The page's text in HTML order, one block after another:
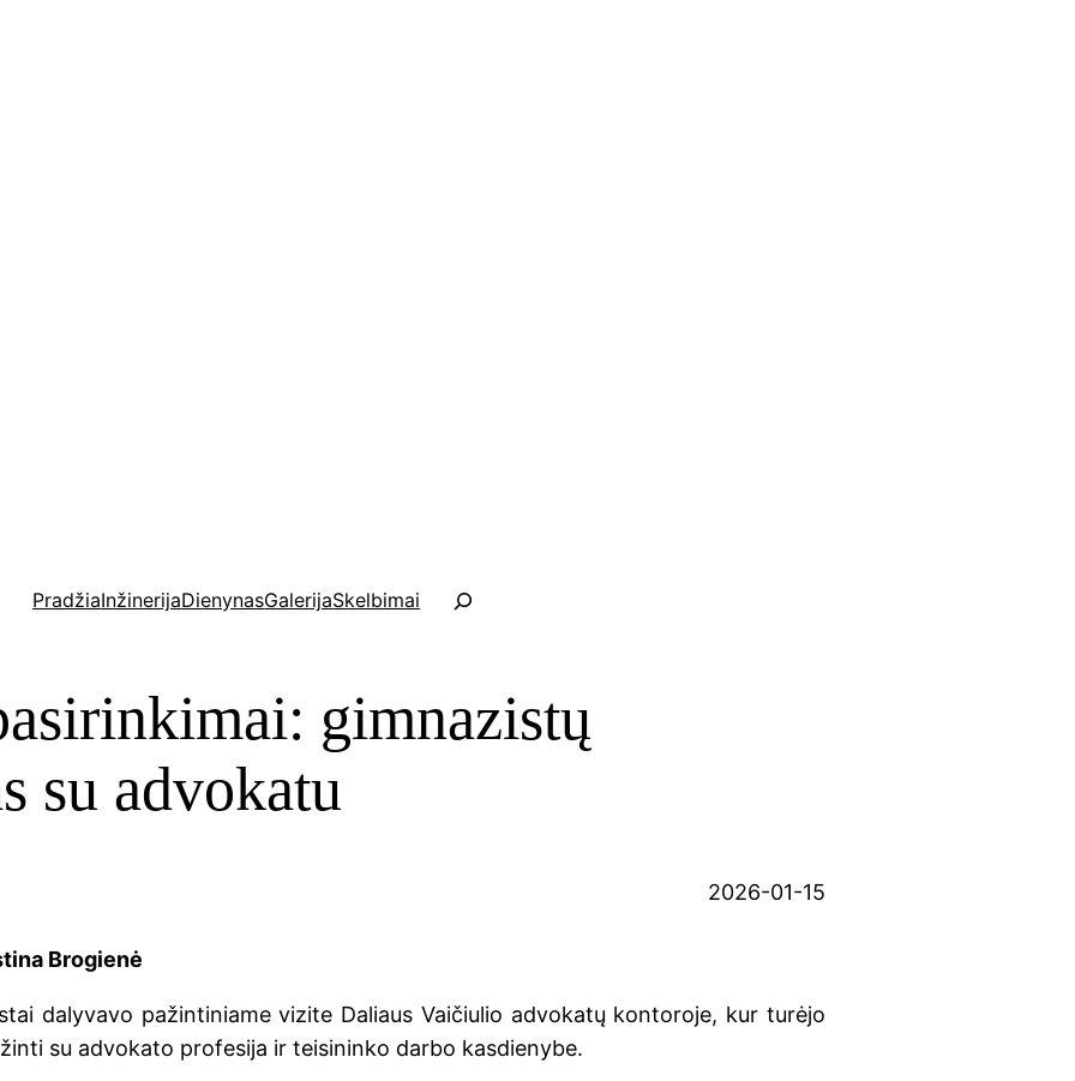
PradžiaInžinerijaDienynasGalerijaSkelbimai
a
š
k
gimnazistų
su advokatu
2026-01-15
Brogienė
dalyvavo pažintiniame vizite Daliaus Vaičiulio advokatų kontoroje, kur turėjo
su advokato profesija ir teisininko darbo kasdienybe.